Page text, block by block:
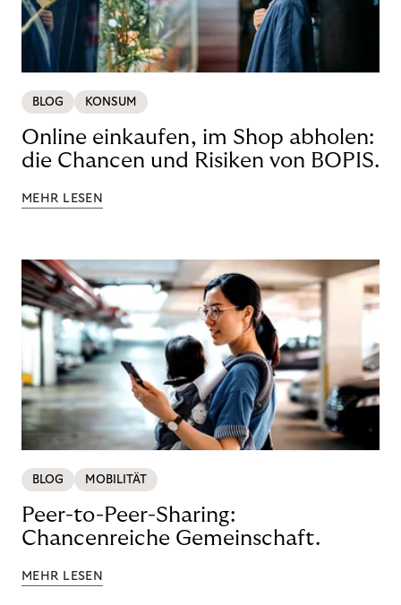
BLOG KONSUM
Online einkaufen, im Shop abholen:
die Chancen und Risiken von BOPIS.
MEHR LESEN
BLOG MOBILITÄT
Peer-to-Peer-Sharing:
Chancenreiche Gemeinschaft.
MEHR LESEN